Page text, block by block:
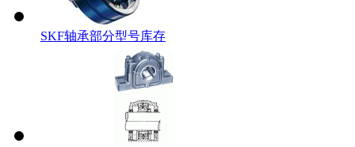
SKF轴承部分型号库存